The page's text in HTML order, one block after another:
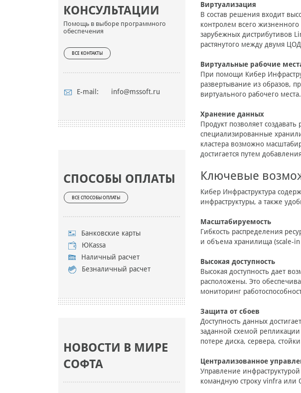
КОНСУЛЬТАЦИИ
Помощь в выборе программного
обеспечения
ВСЕ КОНТАКТЫ
E-mail: info@mssoft.ru
СПОСОБЫ ОПЛАТЫ
ВСЕ СПОСОБЫ ОПЛАТЫ
Банковские карты
ЮKassa
Наличный расчет
Безналичный расчет
НОВОСТИ В МИРЕ
СОФТА
Виртуализация
В состав решения входит
контролем всего
зарубежных дистрибутивов
растянутого между двумя
Виртуальные рабочие
При помощи Кибер
развертывание из образов,
виртуального рабочего
Хранение данных
Продукт позволяет
специализированные
кластера возможно
достигается путем
Ключевые
Кибер Инфраструктура
инфраструктуры, а также
Масштабируемость
Гибкость распределения
и объема хранилища (scale-in
Высокая доступность
Высокая доступность дает
расположены. Это
мониторинг
Защита от сбоев
Доступность данных
заданной схемой репликации
потере диска, сервера,
Централизованное
Управление
командную строку vinfra или